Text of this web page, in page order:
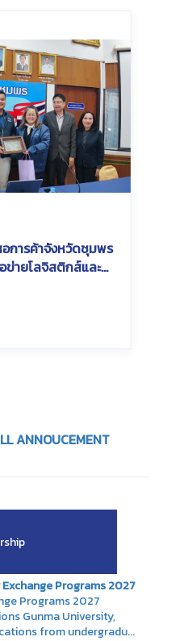
การค้าจังหวัดชุมพร
ายโลจิสติกส์และ
ANNOUCEMENT
Programs 2027
Programs 2027
Gunma University,
from undergradu...